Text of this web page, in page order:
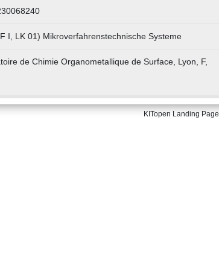
I, LK 01) Mikroverfahrenstechnische Systeme
de Chimie Organometallique de Surface, Lyon, F,
KITopen Landing Page